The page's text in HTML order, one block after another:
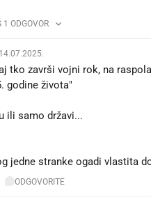
ODGOVOR
14.07.2025.
tko završi vojni rok, na
godine života"
ili samo državi...
jedne stranke ogadi vlastita
ODGOVORITE